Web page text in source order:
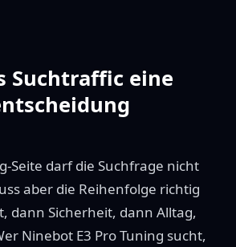
Suchtraffic eine
Seite darf die Suchfrage nicht
aber die Reihenfolge richtig
dann Sicherheit, dann Alltag,
Ninebot E3 Pro Tuning sucht,